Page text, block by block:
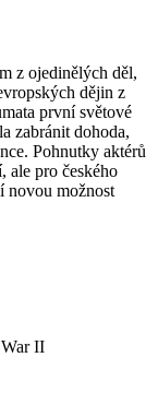
z ojedinělých děl,
dějin z
první světové
zabránit dohoda,
Pohnutky aktérů
ale pro českého
novou možnost
II